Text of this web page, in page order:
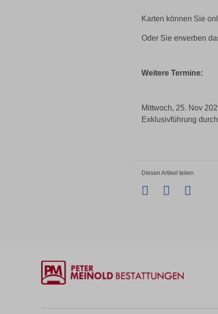
Karten können Sie
Oder Sie erwerben
Weitere Termine:
Mittwoch, 25. Nov
Exklusivführung
Diesen Artikel teilen